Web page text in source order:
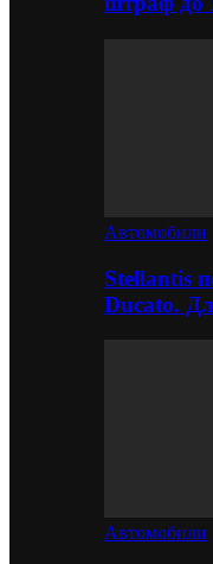
Автомобили
Stellantis
Ducato.
Автомобили